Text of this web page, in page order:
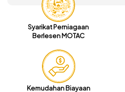
Syarikat Perniagaan
Berlesen MOTAC
Kemudahan Biayaan